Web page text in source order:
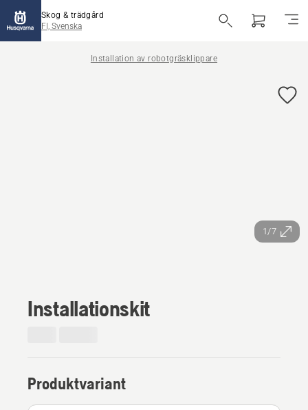
Skog & trädgård
FI, Svenska
Installation av robotgräsklippare
1/7
Installationskit
Produktvariant